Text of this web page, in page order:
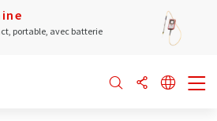
portable, avec batterie